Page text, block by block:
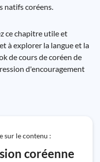
natifs coréens.
ce chapitre utile et
à explorer la langue et la
de cours de coréen de
d'encouragement
sur le contenu :
coréenne